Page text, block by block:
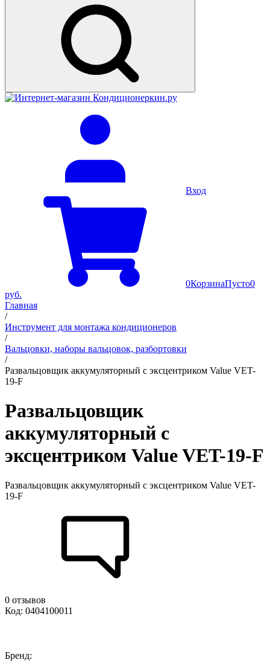
Вход
0КорзинаПусто0
руб.
Главная
/
Инструмент для монтажа кондиционеров
/
Вальцовки, наборы вальцовок, разбортовки
/
Развальцовщик аккумуляторный c эксцентриком Value VET-
19-F
Развальцовщик
аккумуляторный c
эксцентриком Value VET-19-F
Развальцовщик аккумуляторный c эксцентриком Value VET-
19-F
0 отзывов
Код: 0404100011
Бренд: